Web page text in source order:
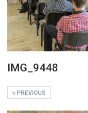
IMG_9448
PREVIOUS